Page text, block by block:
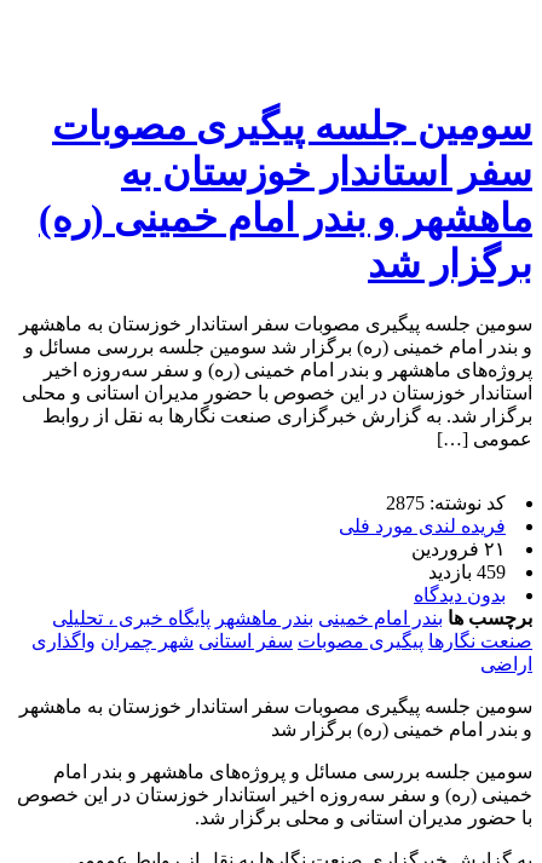
سومین جلسه پیگیری مصوبات
سفر استاندار خوزستان به
ماهشهر و بندر امام خمینی (ره)
برگزار شد
سومین جلسه پیگیری مصوبات سفر استاندار خوزستان به ماهشهر
و بندر امام خمینی (ره) برگزار شد سومین جلسه بررسی مسائل و
پروژه‌های ماهشهر و بندر امام خمینی (ره) و سفر سه‌روزه اخیر
استاندار خوزستان در این خصوص با حضور مدیران استانی و محلی
برگزار شد. به گزارش خبرگزاری صنعت نگارها به نقل از روابط
عمومی […]
کد نوشته: 2875
فریده لندی مورد فلی
۲۱ فروردین
459 بازدید
بدون دیدگاه
برچسب ها بندر امام خمینی بندر ماهشهر پایگاه خبری ، تحلیلی
صنعت نگارها پیگیری مصوبات سفر استانی شهر چمران واگذاری
اراضی
سومین جلسه پیگیری مصوبات سفر استاندار خوزستان به ماهشهر
و بندر امام خمینی (ره) برگزار شد
سومین جلسه بررسی مسائل و پروژه‌های ماهشهر و بندر امام
خمینی (ره) و سفر سه‌روزه اخیر استاندار خوزستان در این خصوص
با حضور مدیران استانی و محلی برگزار شد.